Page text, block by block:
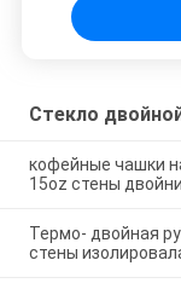
Стекло
кофейные чашки
15oz стены
Термо- двойная
стены